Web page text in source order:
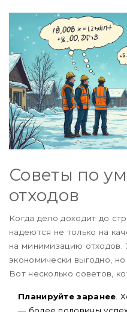
Советы по
отходов
Когда дело доходит до
надеются не только на
на минимизацию отходов.
экономически выгодно,
Вот несколько советов,
Планируйте заранее .
— более половины